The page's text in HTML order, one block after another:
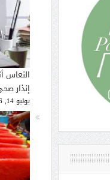
النعاس
إنذار
يوليو 14, 2026